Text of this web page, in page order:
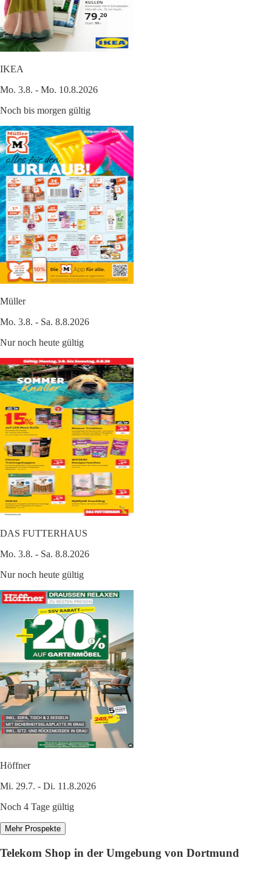
IKEA
Mo. 3.8. - Mo. 10.8.2026
Noch bis morgen gültig
Müller
Mo. 3.8. - Sa. 8.8.2026
Nur noch heute gültig
DAS FUTTERHAUS
Mo. 3.8. - Sa. 8.8.2026
Nur noch heute gültig
Höffner
Mi. 29.7. - Di. 11.8.2026
Noch 4 Tage gültig
Mehr Prospekte
Telekom Shop in der Umgebung von Dortmund